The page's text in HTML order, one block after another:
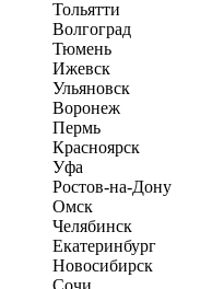
Тольятти
Волгоград
Тюмень
Ижевск
Ульяновск
Воронеж
Пермь
Красноярск
Уфа
Ростов-на-Дону
Омск
Челябинск
Екатеринбург
Новосибирск
Сочи